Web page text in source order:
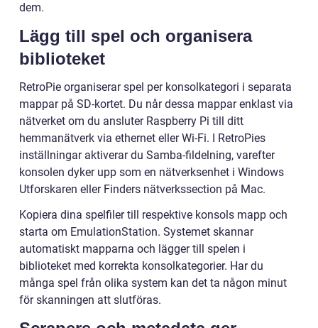
dem.
Lägg till spel och organisera
biblioteket
RetroPie organiserar spel per konsolkategori i separata
mappar på SD-kortet. Du når dessa mappar enklast via
nätverket om du ansluter Raspberry Pi till ditt
hemmanätverk via ethernet eller Wi-Fi. I RetroPies
inställningar aktiverar du Samba-fildelning, varefter
konsolen dyker upp som en nätverksenhet i Windows
Utforskaren eller Finders nätverkssection på Mac.
Kopiera dina spelfiler till respektive konsols mapp och
starta om EmulationStation. Systemet skannar
automatiskt mapparna och lägger till spelen i
biblioteket med korrekta konsolkategorier. Har du
många spel från olika system kan det ta någon minut
för skanningen att slutföras.